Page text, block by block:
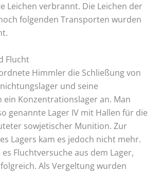
Leichen verbrannt. Die Leichen der
folgenden Transporten wurden
Flucht
Himmler die Schließung von
und seine
ein Konzentrationslager an. Man
genannte Lager IV mit Hallen für die
sowjetischer Munition. Zur
Lagers kam es jedoch nicht mehr.
Fluchtversuche aus dem Lager,
Als Vergeltung wurden